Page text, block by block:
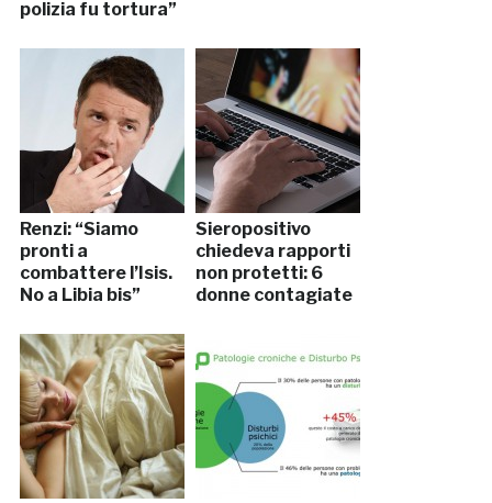
polizia fu tortura”
Renzi: “Siamo
pronti a
combattere l’Isis.
No a Libia bis”
Sieropositivo
chiedeva rapporti
non protetti: 6
donne contagiate